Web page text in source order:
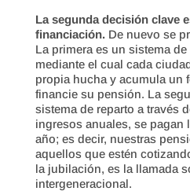
La segunda decisión clave
financiación.De nuevo se
La primera es un sistema
mediante el cual cada
propia hucha y acumula un
financie su pensión. La
sistema de reparto a través
ingresos anuales, se pagan
año; es decir, nuestras
aquellos que estén
la jubilación, es la llamada
intergeneracional.